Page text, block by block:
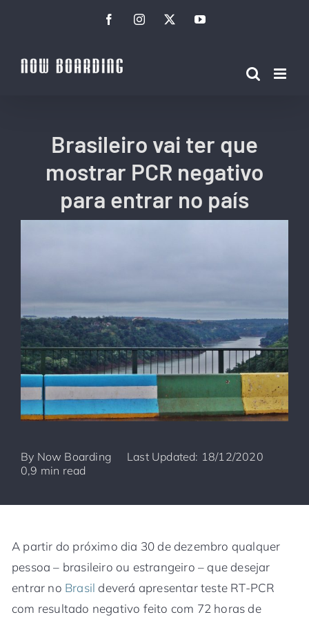
conteúdo
FacebookInstagramTwitterYouTube
Brasileiro vai ter que
mostrar PCR negativo
para entrar no país
By Now Boarding
Last Updated: 18/12/2020
0,9 min read
A partir do próximo dia 30 de dezembro qualquer
pessoa – brasileiro ou estrangeiro – que desejar
entrar no Brasil deverá apresentar teste RT-PCR
com resultado negativo feito com 72 horas de